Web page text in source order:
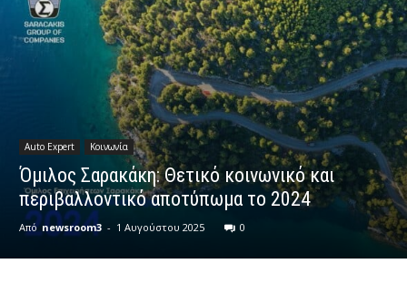
Auto Expert Κοινωνία
Όμιλος Σαρακάκη: Θετικό κοινωνικό και
περιβαλλοντικό αποτύπωμα το 2024
Από newsroom3 - 1 Αυγούστου 2025 0